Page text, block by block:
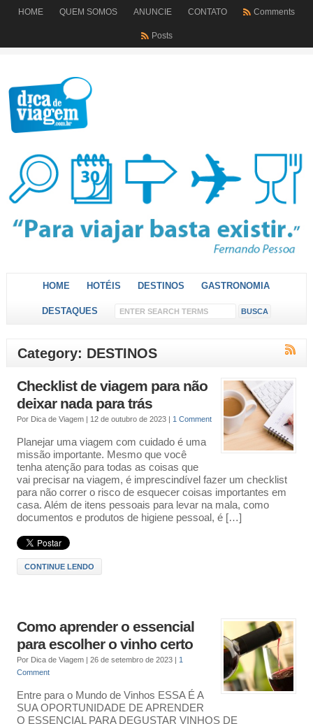
HOME QUEM SOMOS ANUNCIE CONTATO Comments
Posts
HOME HOTÉIS DESTINOS GASTRONOMIA
DESTAQUES
Category: DESTINOS
Checklist de viagem para não
deixar nada para trás
Por Dica de Viagem| 12 de outubro de 2023 1 Comment
Planejar uma viagem com cuidado é uma
missão importante. Mesmo que você
tenha atenção para todas as coisas que
vai precisar na viagem, é imprescindível fazer um checklist
para não correr o risco de esquecer coisas importantes em
casa. Além de itens pessoais para levar na mala, como
documentos e produtos de higiene pessoal, é […]
CONTINUE LENDO
Como aprender o essencial
para escolher o vinho certo
Por Dica de Viagem| 26 de setembro de 2023
1
Comment
Entre para o Mundo de Vinhos ESSA É A
SUA OPORTUNIDADE DE APRENDER
O ESSENCIAL PARA DEGUSTAR VINHOS DE